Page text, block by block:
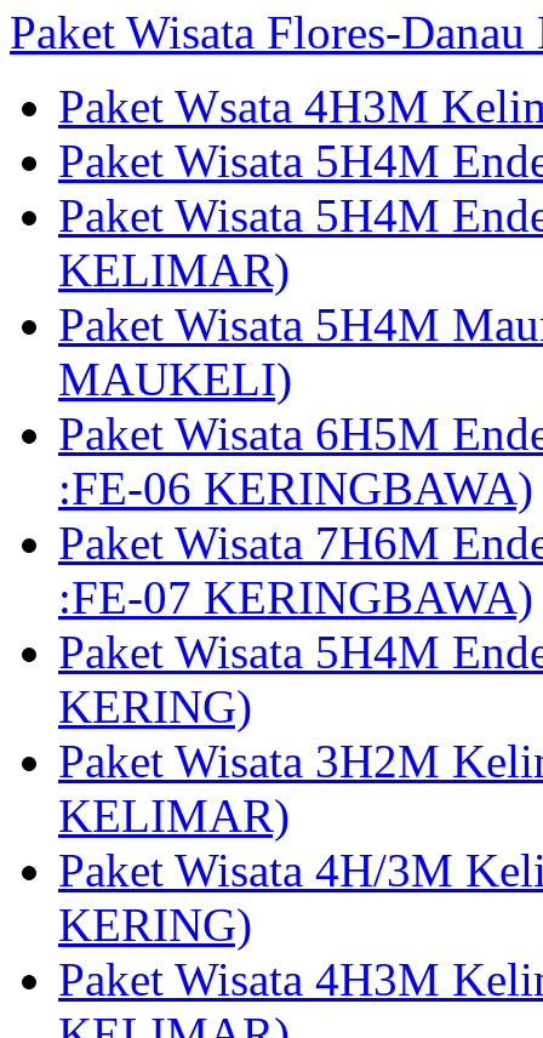
Paket Wisata Flores-
Paket Wsata 4H3M
Paket Wisata 5H4M
Paket Wisata 5H4M
KELIMAR)
Paket Wisata 5H4M
MAUKELI)
Paket Wisata 6H5M
:FE-06 KERINGBAWA)
Paket Wisata 7H6M
:FE-07 KERINGBAWA)
Paket Wisata 5H4M
KERING)
Paket Wisata 3H2M
KELIMAR)
Paket Wisata 4H/3M
KERING)
Paket Wisata 4H3M